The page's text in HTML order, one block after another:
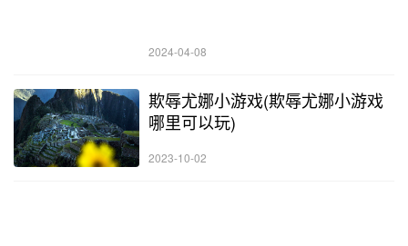
2024-04-08
欺辱尤娜小游戏(欺辱尤娜小游戏
哪里可以玩)
2023-10-02